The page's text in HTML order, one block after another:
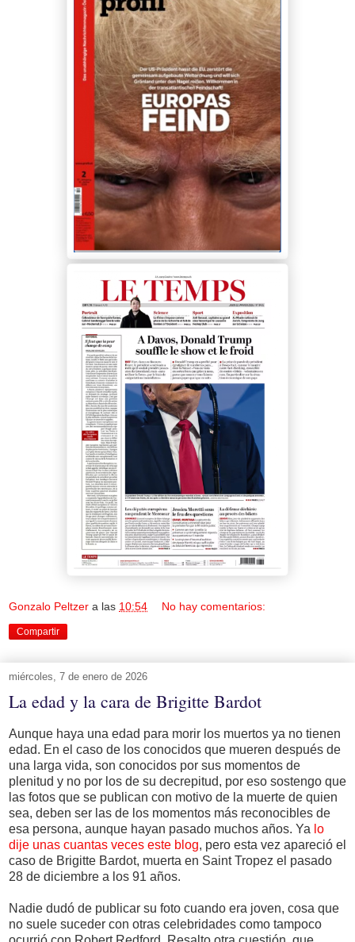
Gonzalo Peltzer a las 10:54 No hay comentarios:
Compartir
miércoles, 7 de enero de 2026
La edad y la cara de Brigitte Bardot
Aunque haya una edad para morir los muertos ya no tienen
edad. En el caso de los conocidos que mueren después de
una larga vida, son conocidos por sus momentos de
plenitud y no por los de su decrepitud, por eso sostengo que
las fotos que se publican con motivo de la muerte de quien
sea, deben ser las de los momentos más reconocibles de
esa persona, aunque hayan pasado muchos años. Ya lo
dije unas cuantas veces este blog, pero esta vez apareció el
caso de Brigitte Bardot, muerta en Saint Tropez el pasado
28 de diciembre a los 91 años.
Nadie dudó de publicar su foto cuando era joven, cosa que
no suele suceder con otras celebridades como tampoco